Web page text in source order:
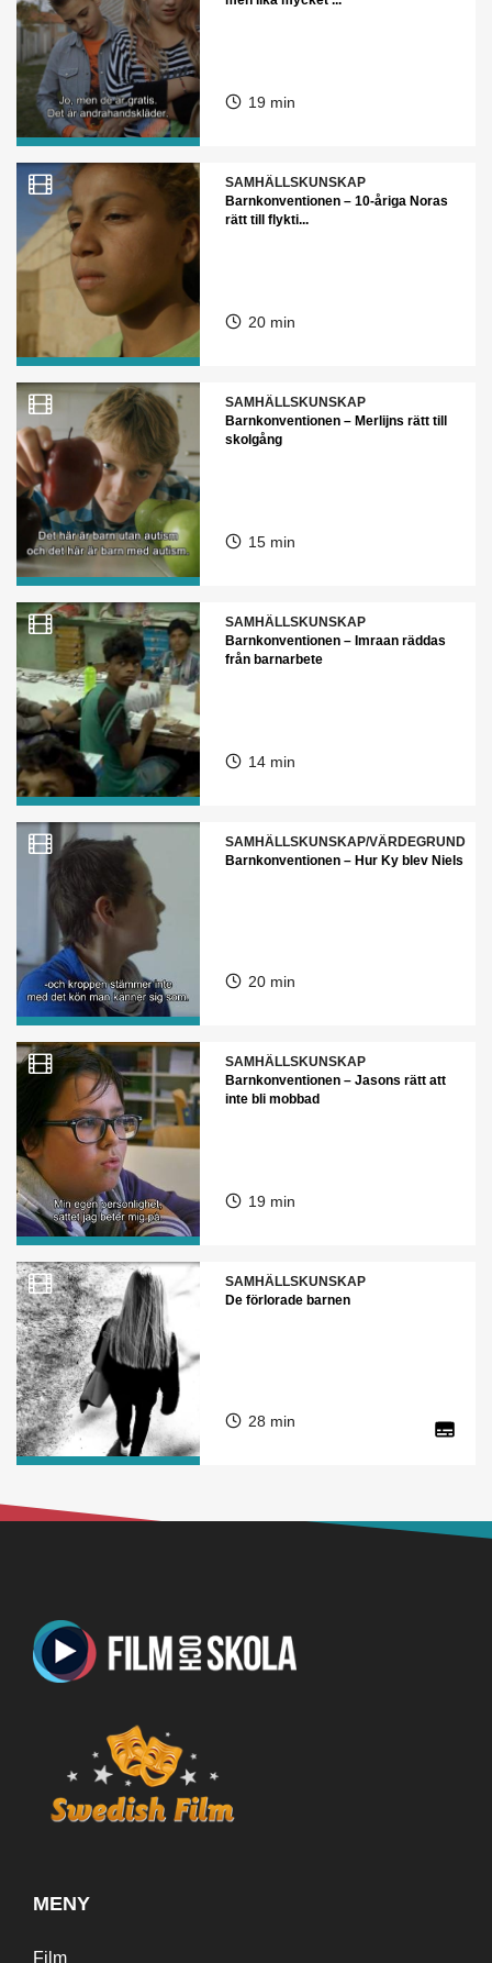
19 min
SAMHÄLLSKUNSKAP
Barnkonventionen – 10-åriga Noras
rätt till flykti...
20 min
SAMHÄLLSKUNSKAP
Barnkonventionen – Merlijns rätt till
skolgång
15 min
SAMHÄLLSKUNSKAP
Barnkonventionen – Imraan räddas
från barnarbete
14 min
SAMHÄLLSKUNSKAP/VÄRDEGRUND
Barnkonventionen – Hur Ky blev Niels
20 min
SAMHÄLLSKUNSKAP
Barnkonventionen – Jasons rätt att
inte bli mobbad
19 min
SAMHÄLLSKUNSKAP
De förlorade barnen
28 min
MENY
Film